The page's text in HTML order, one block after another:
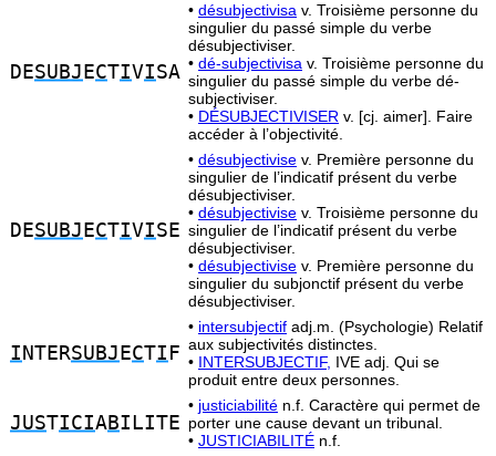
DESUBJ ECTIVISA
• désubjectivisa v. Troisième personne du
singulier du passé simple du verbe
désubjectiviser.
• dé-subjectivisa v. Troisième personne du
singulier du passé simple du verbe dé-
subjectiviser.
• DÉSUBJECTIVISER v. [cj. aimer]. Faire
accéder à l’objectivité.
DESUBJ ECTIVISE
• désubjectivise v. Première personne du
singulier de l’indicatif présent du verbe
désubjectiviser.
• désubjectivise v. Troisième personne du
singulier de l’indicatif présent du verbe
désubjectiviser.
• désubjectivise v. Première personne du
singulier du subjonctif présent du verbe
désubjectiviser.
I NTERSUBJ ECTI F
• intersubjectif adj.m. (Psychologie) Relatif
aux subjectivités distinctes.
• INTERSUBJECTIF, IVE adj. Qui se
produit entre deux personnes.
JUSTICIABILITE
• justiciabilité n.f. Caractère qui permet de
porter une cause devant un tribunal.
• JUSTICIABILITÉ n.f.